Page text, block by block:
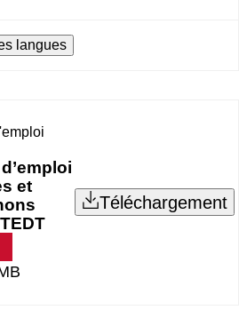
langues
et
Téléchargement